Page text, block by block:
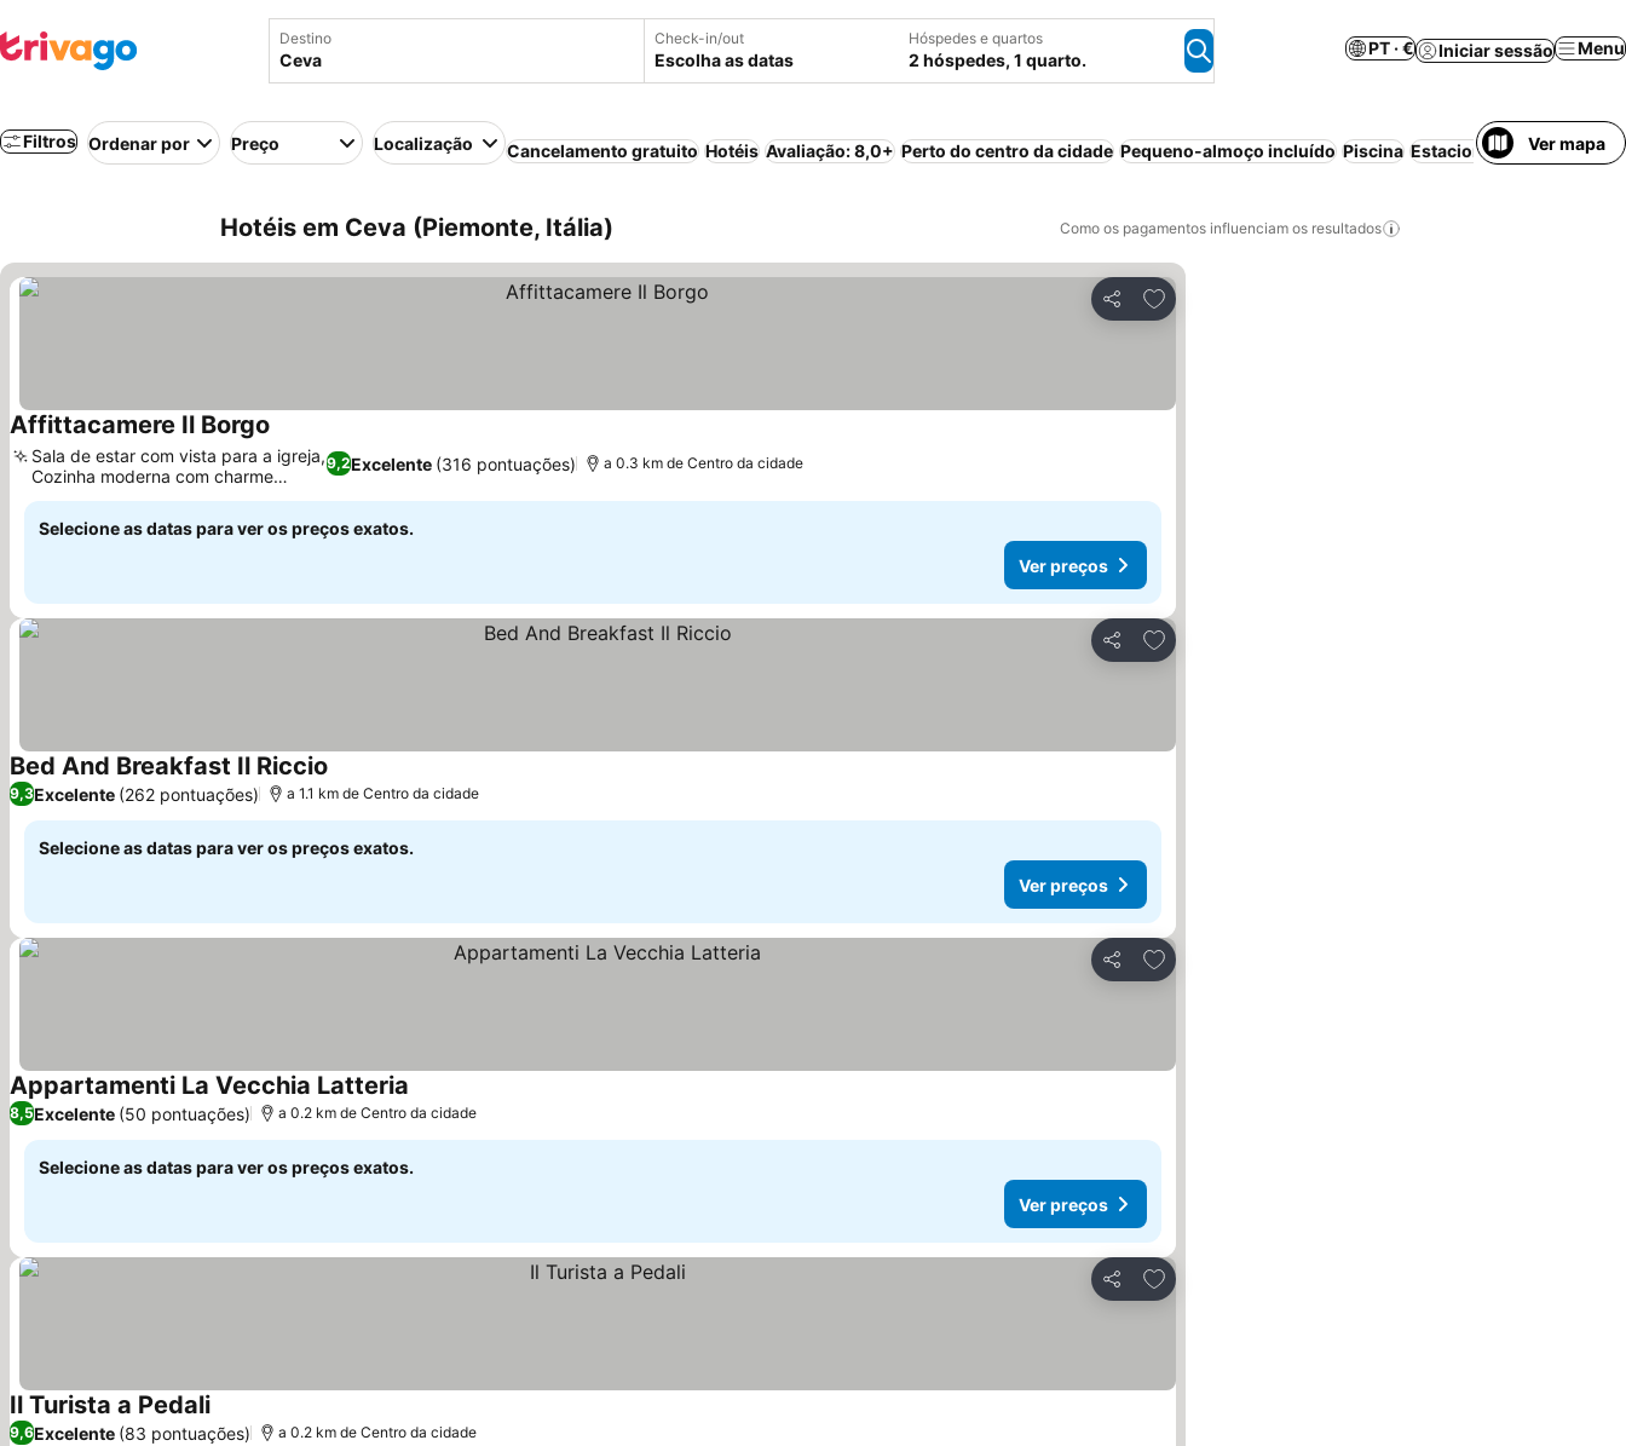
Destino Check-in/out
Escolha as datas
Hóspedes e quartos
2 hóspedes, 1 quarto.
PT · € Iniciar sessão Menu
Filtros Ordenar por Preço Localização Cancelamento gratuito Hotéis Avaliação: 8,0+ Perto do centro da cidade Pequeno-almoço incluído Piscina EstacionamentoVer mapa
Hotéis em Ceva (Piemonte, Itália) Como os pagamentos influenciam os resultados
Partilhar
Adicionar aos favoritos
Affittacamere Il Borgo
9,2Excelente (316 pontuações)
Sala de estar com vista para a igreja,
Cozinha moderna com charme
antigo
a 0.3 km de Centro da cidade
Selecione as datas para ver os preços exatos.
Ver preços
Partilhar
Adicionar aos favoritos
Bed And Breakfast Il Riccio
9,3Excelente (262 pontuações) a 1.1 km de Centro da cidade
Selecione as datas para ver os preços exatos.
Ver preços
Partilhar
Adicionar aos favoritos
Appartamenti La Vecchia Latteria
8,5Excelente (50 pontuações) a 0.2 km de Centro da cidade
Selecione as datas para ver os preços exatos.
Ver preços
Partilhar
Adicionar aos favoritos
Il Turista a Pedali
9,6Excelente (83 pontuações) a 0.2 km de Centro da cidade